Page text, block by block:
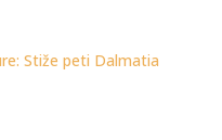
Stiže peti Dalmatia